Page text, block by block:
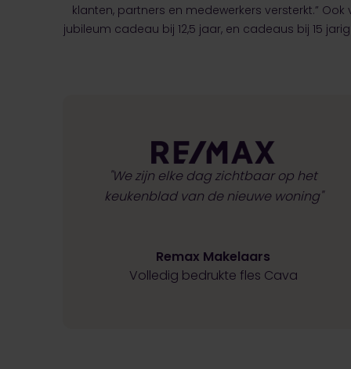
klanten, partners en medewerkers versterkt.”
jubileum cadeau bij 12,5 jaar, en cadeaus bij 15
"We zijn elke dag zichtbaar op het
keukenblad van de nieuwe woning"
Remax Makelaars
Volledig bedrukte fles Cava